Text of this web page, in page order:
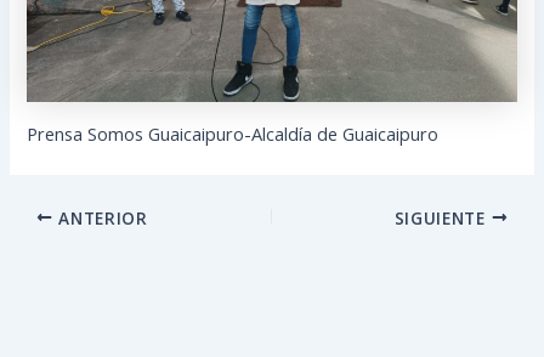
Prensa Somos Guaicaipuro-Alcaldía de Guaicaipuro
ANTERIOR SIGUIENTE